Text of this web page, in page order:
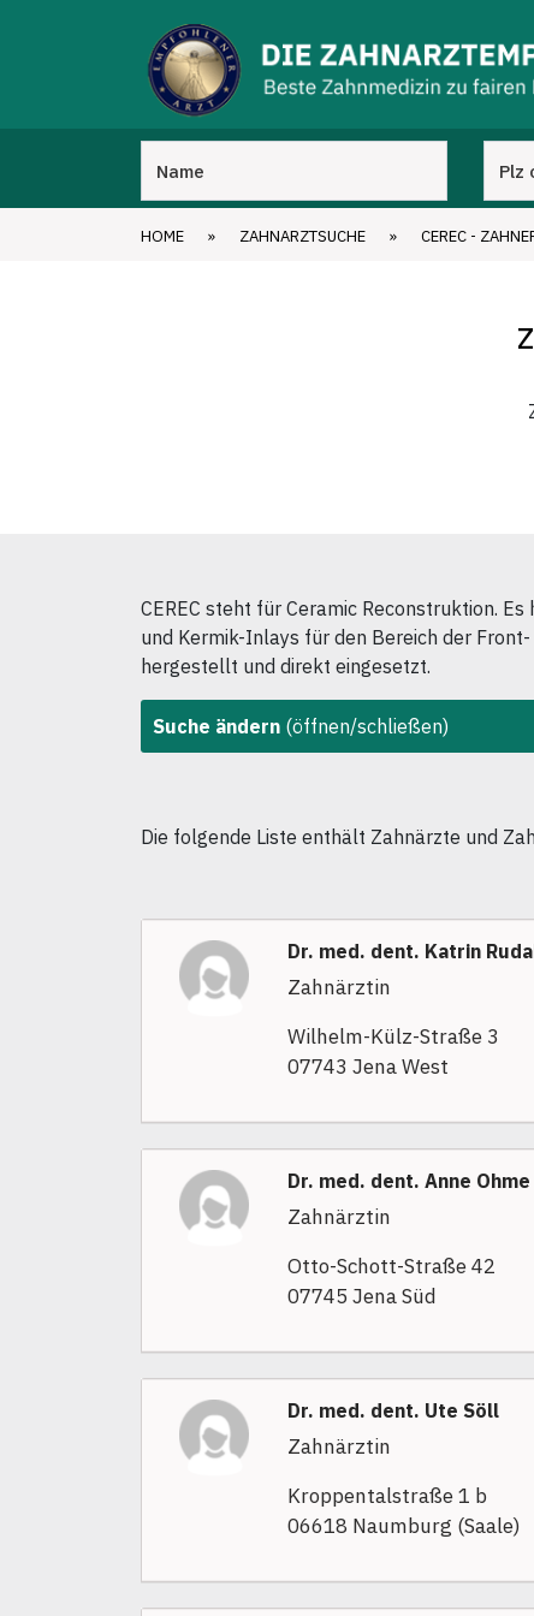
HOME » ZAHNARZTSUCHE » CEREC -
CEREC steht für Ceramic Reconstruktion.
und Kermik-Inlays für den Bereich der
hergestellt und direkt eingesetzt.
Suche ändern (öffnen/schließen)
Die folgende Liste enthält Zahnärzte und
Dr. med. dent. Katrin
Zahnärztin
Wilhelm-Külz-Straße 3
07743 Jena West
Dr. med. dent. Anne Ohme
Zahnärztin
Otto-Schott-Straße 42
07745 Jena Süd
Dr. med. dent. Ute Söll
Zahnärztin
Kroppentalstraße 1 b
06618 Naumburg (Saale)